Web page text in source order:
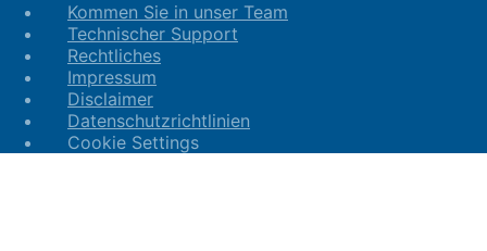
Kommen Sie in unser Team
Technischer Support
Rechtliches
Impressum
Disclaimer
Datenschutzrichtlinien
Cookie Settings